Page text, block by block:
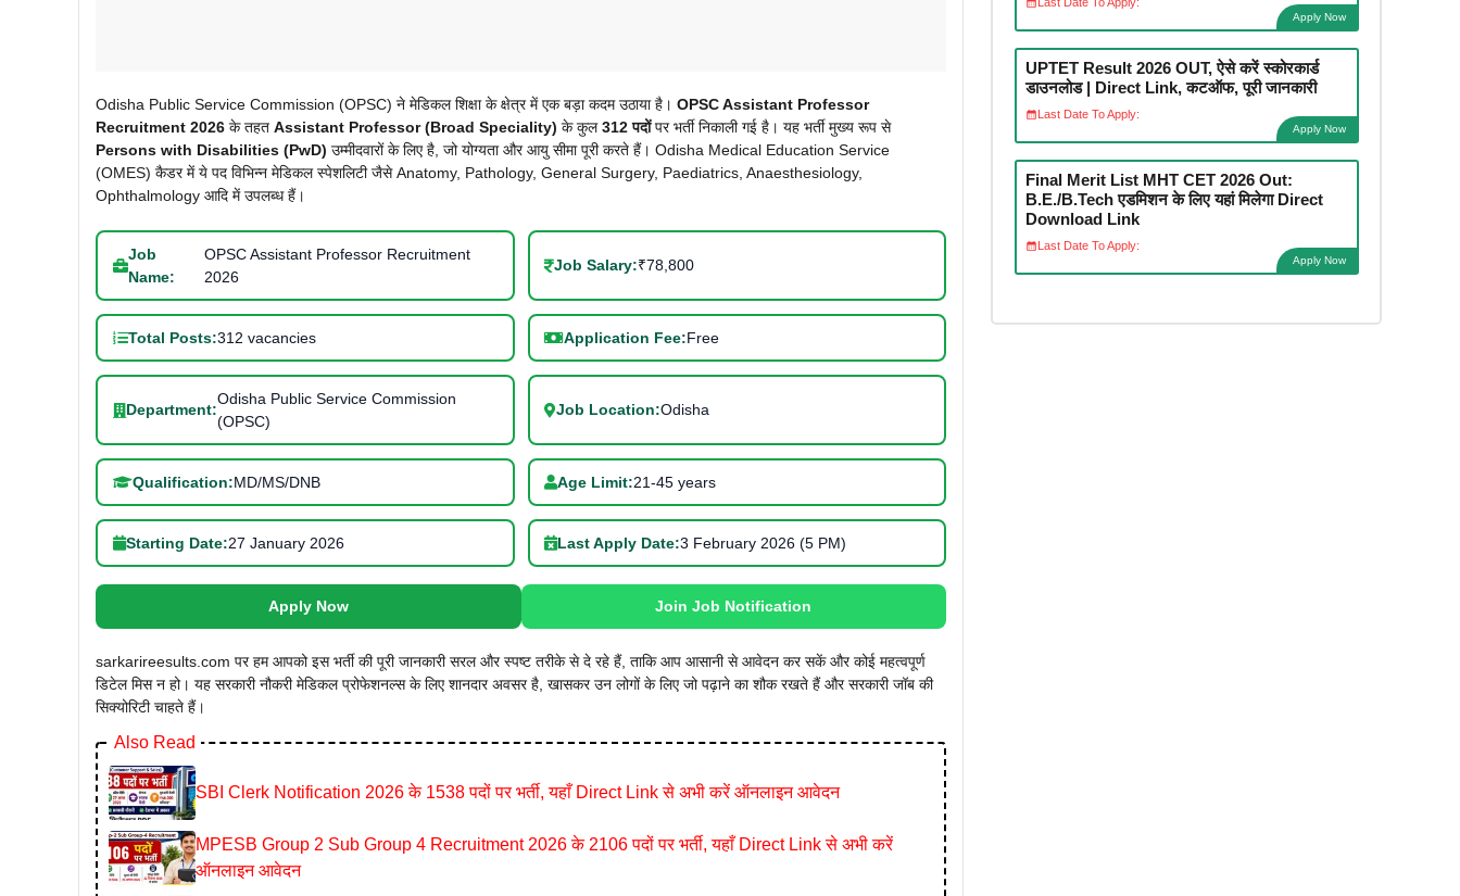
Odisha Public Service Commission (OPSC) ने मेडिकल शिक्षा के क्षेत्र में एक बड़ा कदम उठाया है। OPSC Assistant Professor
Recruitment 2026 के तहत Assistant Professor (Broad Speciality) के कुल312 पदोंपर भर्ती निकाली गई है। यह भर्ती मुख्य रूप से
Persons with Disabilities (PwD) उम्मीदवारों के लिए है, जो योग्यता और आयु सीमा पूरी करते हैं। Odisha Medical Education Service
(OMES) कैडर में ये पद विभिन्न मेडिकल स्पेशलिटी जैसे Anatomy, Pathology, General Surgery, Paediatrics, Anaesthesiology,
Ophthalmology आदि में उपलब्ध हैं।
Job
Name:
OPSC Assistant Professor Recruitment
2026
Job Salary:₹78,800
Total Posts:312 vacancies Application Fee:Free
Department:
Odisha Public Service Commission
(OPSC)
Job Location:Odisha
Qualification:MD/MS/DNB Age Limit:21-45 years
Starting Date:27 January 2026 Last Apply Date:3 February 2026 (5 PM)
Apply Now Join Job Notification
sarkarireesults.com पर हम आपको इस भर्ती की पूरी जानकारी सरल और स्पष्ट तरीके से दे रहे हैं, ताकि आप आसानी से आवेदन कर सकें और कोई महत्वपूर्ण
डिटेल मिस न हो। यह सरकारी नौकरी मेडिकल प्रोफेशनल्स के लिए शानदार अवसर है, खासकर उन लोगों के लिए जो पढ़ाने का शौक रखते हैं और सरकारी जॉब की
सिक्योरिटी चाहते हैं।
Also Read
SBI Clerk Notification 2026 के 1538 पदों पर भर्ती, यहाँ Direct Link से अभी करें ऑनलाइन आवेदन
MPESB Group 2 Sub Group 4 Recruitment 2026 के 2106 पदों पर भर्ती, यहाँ Direct Link से अभी करें
ऑनलाइन आवेदन
Apply Now
UPTET Result 2026 OUT, ऐसे करें स्कोरकार्ड
डाउनलोड | Direct Link, कटऑफ, पूरी जानकारी
Last Date To Apply:
Apply Now
Final Merit List MHT CET 2026 Out:
B.E./B.Tech एडमिशन के लिए यहां मिलेगा Direct
Download Link
Last Date To Apply:
Apply Now